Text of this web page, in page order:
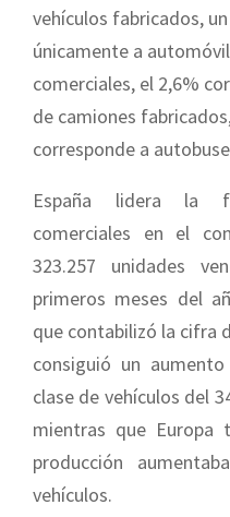
vehículos fabricados,
únicamente a
comerciales, el 2,6%
de camiones
corresponde a
España lidera la
comerciales en el
323.257 unidades
primeros meses del
que contabilizó la cifra
consiguió un
clase de vehículos del
mientras que Europa
producción
vehículos.